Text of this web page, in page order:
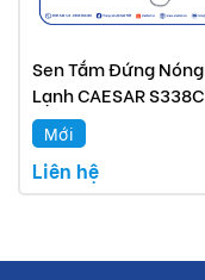
Sen Tắm Đứng Nóng
Lạnh CAESAR S338C
Mới
Liên hệ